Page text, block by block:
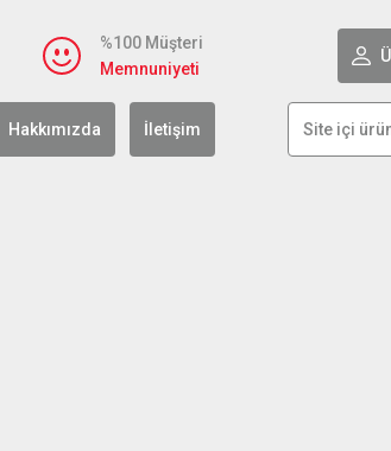
%100 Müşteri
Memnuniyeti
Hakkımızda İletişim